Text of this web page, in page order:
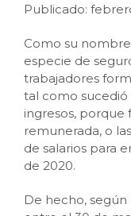
Publicado:
Como su
especie de
trabajadores
tal como sucedió
ingresos, porque
remunerada, o
de salarios para
de 2020.
De hecho,